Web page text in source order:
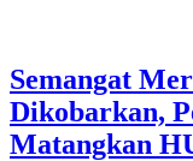
Semangat
Dikobarkan,
Matangkan